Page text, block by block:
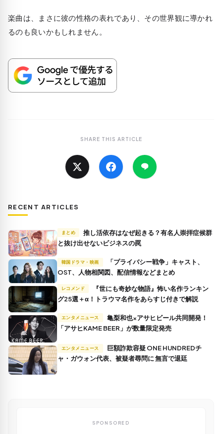
楽曲は、まさに彼の性格の表れであり、その世界観に導かれ
るのも良いかもしれません。
SHARE THIS ARTICLE
RECENT ARTICLES
まとめ
推し活依存はなぜ起きる？有名人崇拝症候群
と抜け出せないビジネスの罠
韓国ドラマ・映画
OST、人物相関図、配信情報などまとめ
レコメンド
グ25選＋α！トラウマ名作をあらすじ付きで解説
エンタメニュース
「アサヒKAME BEER」が数量限定発売
エンタメニュース
ャ・ガウォン代表、被疑者尋問に 無言で退廷
SPONSORED